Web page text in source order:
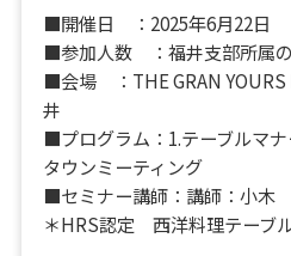
■開催日 ：2025年6月22日
■参加人数 ：福井支部所属
■会場 ：THE GRAN YOURS
井
■プログラム：1.テーブルマ
タウンミーティング
■セミナー講師：講師：小
＊HRS認定 西洋料理テーブ